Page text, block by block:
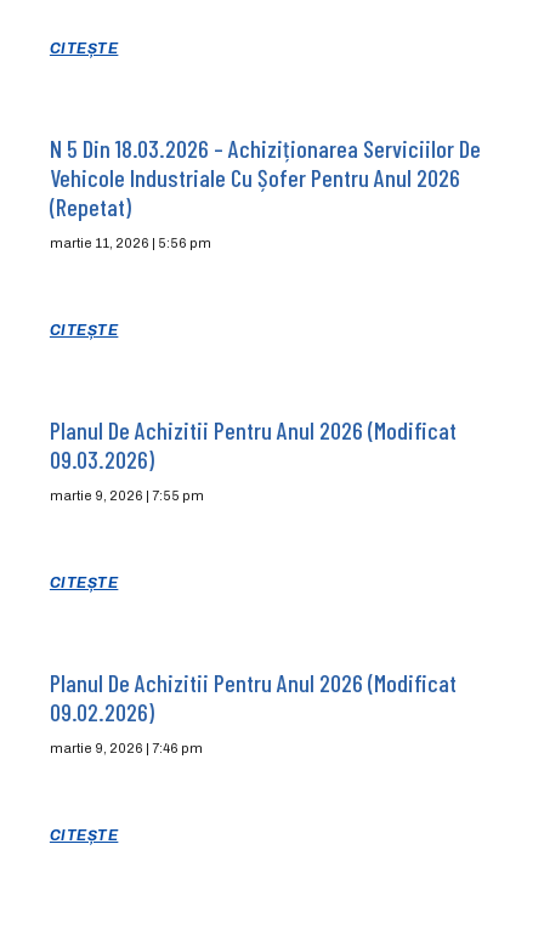
CITEȘTE
N 5 Din 18.03.2026 – Achiziționarea Serviciilor De
Vehicole Industriale Cu Șofer Pentru Anul 2026
(repetat)
martie 11, 2026 5:56 pm
CITEȘTE
Planul De Achizitii Pentru Anul 2026 (modificat
09.03.2026)
martie 9, 2026 7:55 pm
CITEȘTE
Planul De Achizitii Pentru Anul 2026 (modificat
09.02.2026)
martie 9, 2026 7:46 pm
CITEȘTE